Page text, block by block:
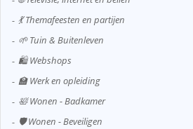
💃 Themafeesten en partijen
🌱 Tuin & Buitenleven
🛍️ Webshops
🏫 Werk en opleiding
🛀 Wonen - Badkamer
🛡️ Wonen - Beveiligen